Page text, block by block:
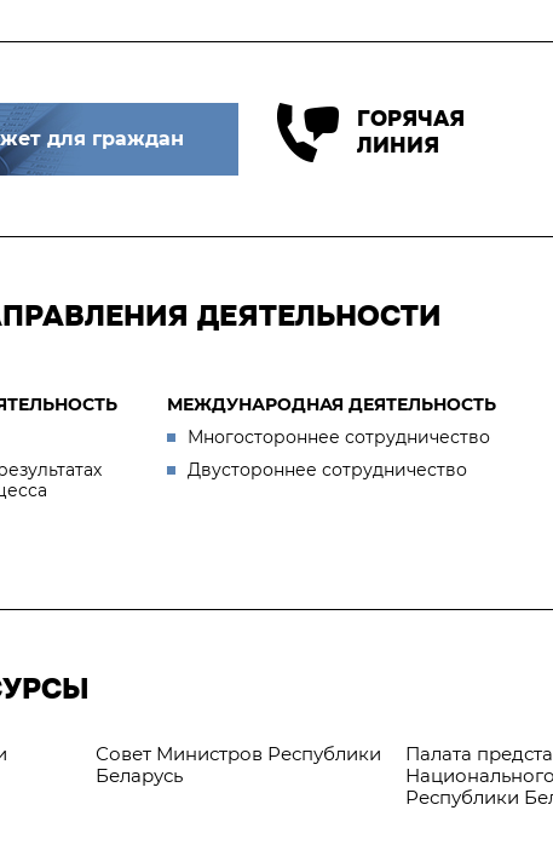
для граждан
ГОРЯЧАЯ
ЛИНИЯ
ДЕЯТЕЛЬНОСТИ
МЕЖДУНАРОДНАЯ ДЕЯТЕЛЬНОСТЬ
Многостороннее сотрудничество
Двустороннее сотрудничество
Совет Министров Республики
Беларусь
Палата
Республики